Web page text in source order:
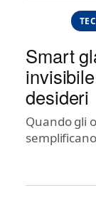
Smart
desideri
Quando gli